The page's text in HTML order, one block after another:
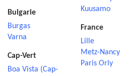
Bulgarie
Burgas
Varna
Cap-Vert
Boa Vista (Cap-
Kuusamo
France
Lille
Metz-Nancy
Paris Orly